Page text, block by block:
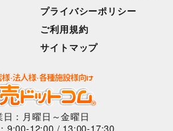
プライバシーポリシー
ご利用規約
サイトマップ
日：月曜日～金曜日
9:00-12:00 / 13:00-17:30